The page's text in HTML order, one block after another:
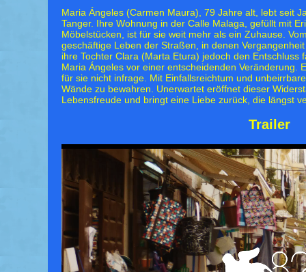
Maria Ángeles (Carmen Maura), 79 Jahre alt, lebt seit
Tanger. Ihre Wohnung in der Calle Malaga, gefüllt mit
Möbelstücken, ist für sie weit mehr als ein Zuhause.
geschäftige Leben der Straßen, in denen
ihre Tochter Clara (Marta Etura) jedoch den Entschluss
Maria Ángeles vor einer entscheidenden Veränderung.
für sie nicht infrage. Mit Einfallsreichtum und
Wände zu bewahren. Unerwartet eröffnet dieser
Lebensfreude und bringt eine Liebe zurück, die längst
Trailer